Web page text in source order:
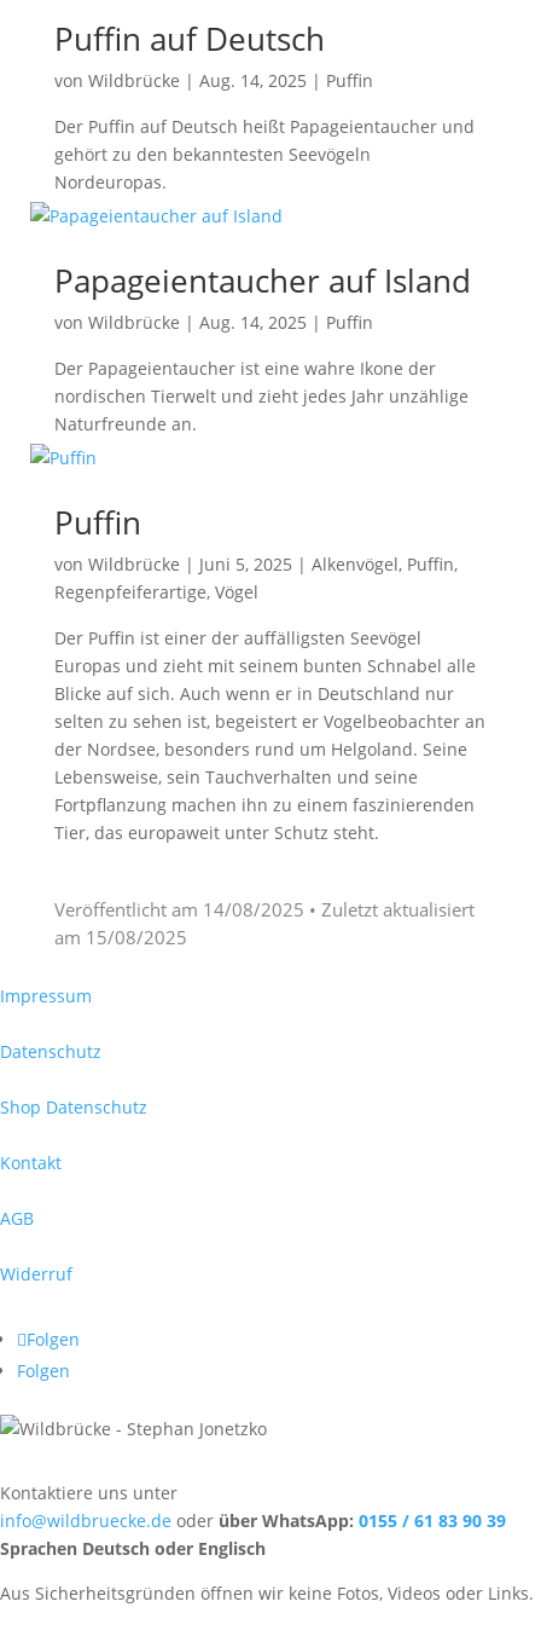
Puffin auf Deutsch
von Wildbrücke | Aug. 14, 2025 | Puffin
Der Puffin auf Deutsch heißt Papageientaucher und
gehört zu den bekanntesten Seevögeln
Nordeuropas.
Papageientaucher auf Island
von Wildbrücke | Aug. 14, 2025 | Puffin
Der Papageientaucher ist eine wahre Ikone der
nordischen Tierwelt und zieht jedes Jahr unzählige
Naturfreunde an.
Puffin
von Wildbrücke | Juni 5, 2025 | Alkenvögel, Puffin,
Regenpfeiferartige, Vögel
Der Puffin ist einer der auffälligsten Seevögel
Europas und zieht mit seinem bunten Schnabel alle
Blicke auf sich. Auch wenn er in Deutschland nur
selten zu sehen ist, begeistert er Vogelbeobachter an
der Nordsee, besonders rund um Helgoland. Seine
Lebensweise, sein Tauchverhalten und seine
Fortpflanzung machen ihn zu einem faszinierenden
Tier, das europaweit unter Schutz steht.
Veröffentlicht am 14/08/2025 • Zuletzt aktualisiert
am 15/08/2025
Impressum
Datenschutz
Shop Datenschutz
Kontakt
AGB
Widerruf
Folgen
Folgen
Kontaktiere uns unter
info@wildbruecke.de oder über WhatsApp: 0155 / 61 83 90 39
Sprachen Deutsch oder Englisch
Aus Sicherheitsgründen öffnen wir keine Fotos, Videos oder Links.